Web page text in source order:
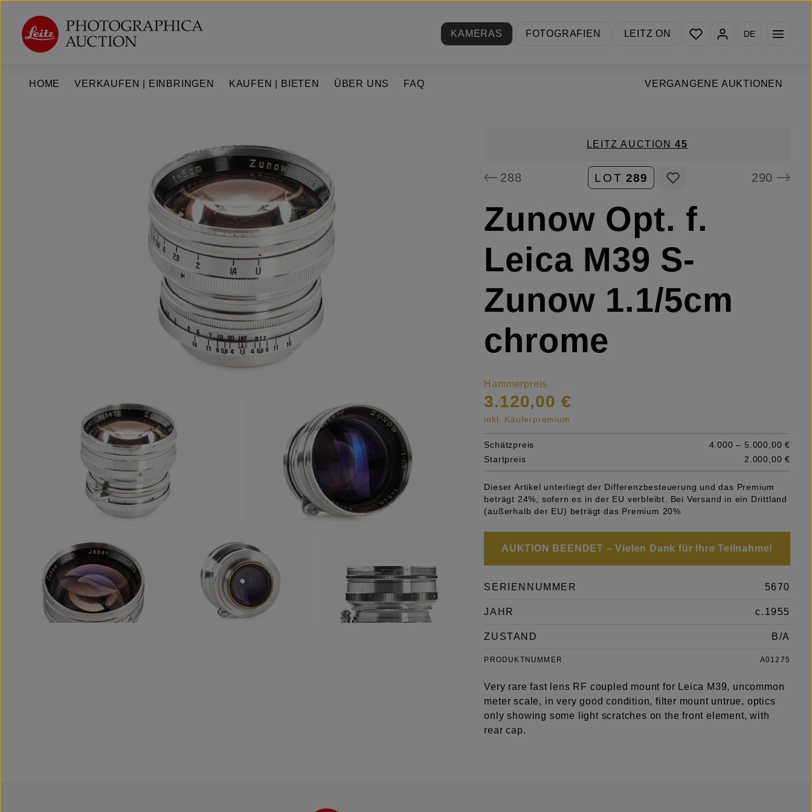
Hauptinhalt springen
Zur Hauptnavigation springen
KAMERAS
FOTOGRAFIEN LEITZ ON
Du hast 0 Produkte auf
DE
HOME VERGANGENE AUKTIONEN
VERKAUFEN | EINBRINGEN KAUFEN | BIETEN ÜBER UNS FAQ
LEITZ AUCTION45
288 LOT 289 290
Zunow Opt. f.
Leica M39 S-
Zunow 1.1/5cm
chrome
Hammerpreis
3.120,00 €
inkl. Käuferpremium
Schätzpreis
4.000 – 5.000,00 €
Startpreis
2.000,00 €
Dieser Artikel unterliegt der Differenzbesteuerung und das Premium
beträgt 24%, sofern es in der EU verbleibt. Bei Versand in ein Drittland
(außerhalb der EU) beträgt das Premium 20%
AUKTION BEENDET – Vielen Dank für Ihre Teilnahme!
SERIENNUMMER 5670
JAHR c.1955
ZUSTAND B/A
PRODUKTNUMMER A01275
Very rare fast lens RF coupled mount for Leica M39, uncommon
meter scale, in very good condition, filter mount untrue, optics
only showing some light scratches on the front element, with
rear cap.